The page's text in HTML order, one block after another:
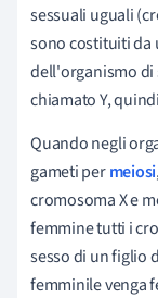
sessuali uguali
sono costituiti da
dell'organismo di
chiamato Y, quindi
Quando negli
gameti permeiosi
cromosoma X e
femmine tutti i
sesso di un figlio
femminile venga